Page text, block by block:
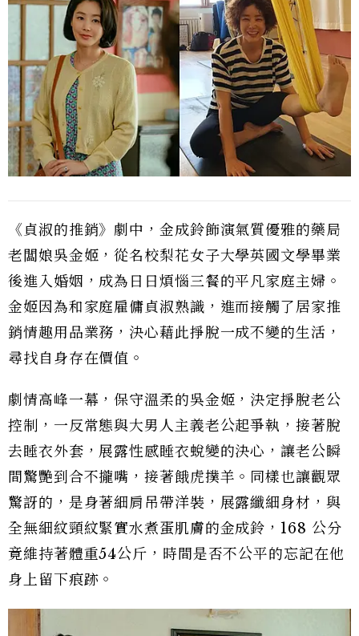
《貞淑的推銷》劇中，金成鈴飾演氣質優雅的藥局
老闆娘吳金姬，從名校梨花女子大學英國文學畢業
後進入婚姻，成為日日煩惱三餐的平凡家庭主婦。
金姬因為和家庭雇傭貞淑熟識，進而接觸了居家推
銷情趣用品業務，決心藉此掙脫一成不變的生活，
尋找自身存在價值。
劇情高峰一幕，保守溫柔的吳金姬，決定掙脫老公
控制，一反常態與大男人主義老公起爭執，接著脫
去睡衣外套，展露性感睡衣蛻變的決心，讓老公瞬
間驚艷到合不攏嘴，接著餓虎撲羊。同樣也讓觀眾
驚訝的，是身著細肩吊帶洋裝，展露纖細身材，與
全無細紋頸紋緊實水煮蛋肌膚的金成鈴，168 公分
竟維持著體重54公斤，時間是否不公平的忘記在他
身上留下痕跡。